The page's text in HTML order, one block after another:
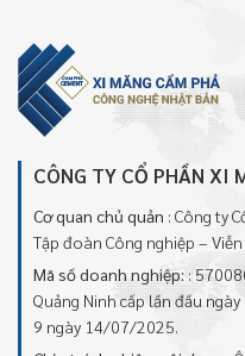
CÔNG TY CỔ PHẦN XI
Cơ quan chủ quản : Công ty
Tập đoàn Công nghiệp –
Mã số doanh nghiệp: :
Quảng Ninh cấp lần đầu
9 ngày 14/07/2025.